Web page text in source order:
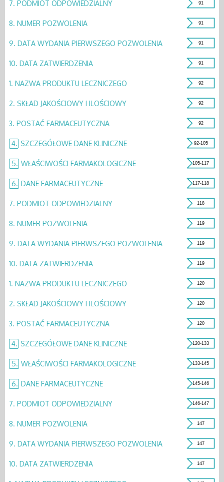
7. PODMIOT ODPOWIEDZIALNY 91
8. NUMER POZWOLENIA 91
9. DATA WYDANIA PIERWSZEGO POZWOLENIA 91
10. DATA ZATWIERDZENIA 91
1. NAZWA PRODUKTU LECZNICZEGO 92
2. SKŁAD JAKOŚCIOWY I ILOŚCIOWY 92
3. POSTAĆ FARMACEUTYCZNA 92
4. SZCZEGÓŁOWE DANE KLINICZNE 92-105
5. WŁAŚCIWOŚCI FARMAKOLOGICZNE 105-117
6. DANE FARMACEUTYCZNE 117-118
7. PODMIOT ODPOWIEDZIALNY 118
8. NUMER POZWOLENIA 119
9. DATA WYDANIA PIERWSZEGO POZWOLENIA 119
10. DATA ZATWIERDZENIA 119
1. NAZWA PRODUKTU LECZNICZEGO 120
2. SKŁAD JAKOŚCIOWY I ILOŚCIOWY 120
3. POSTAĆ FARMACEUTYCZNA 120
4. SZCZEGÓŁOWE DANE KLINICZNE 120-133
5. WŁAŚCIWOŚCI FARMAKOLOGICZNE 133-145
6. DANE FARMACEUTYCZNE 145-146
7. PODMIOT ODPOWIEDZIALNY 146-147
8. NUMER POZWOLENIA 147
9. DATA WYDANIA PIERWSZEGO POZWOLENIA 147
10. DATA ZATWIERDZENIA 147